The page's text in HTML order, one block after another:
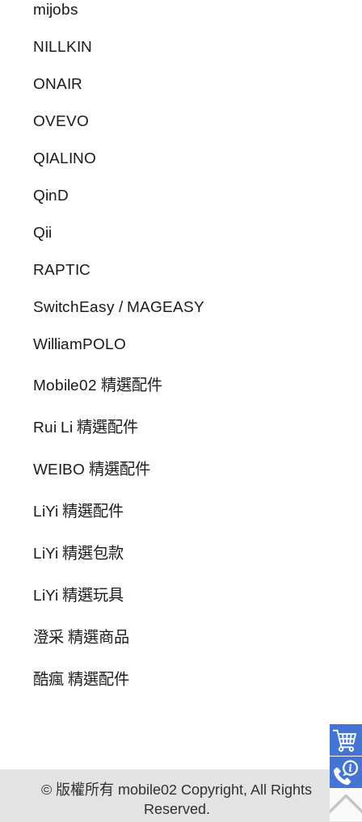
mijobs
NILLKIN
ONAIR
OVEVO
QIALINO
QinD
Qii
RAPTIC
SwitchEasy / MAGEASY
WilliamPOLO
Mobile02 精選配件
Rui Li 精選配件
WEIBO 精選配件
LiYi 精選配件
LiYi 精選包款
LiYi 精選玩具
澄采 精選商品
酷瘋 精選配件
© 版權所有 mobile02 Copyright, All Rights
Reserved.